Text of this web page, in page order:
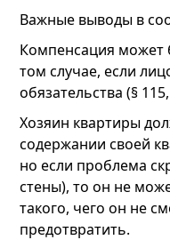
Важные выводы в
Компенсация может
том случае, если
обязательства (§
Хозяин квартиры
содержании своей
но если проблема
стены), то он не
такого, чего он не
предотвратить.